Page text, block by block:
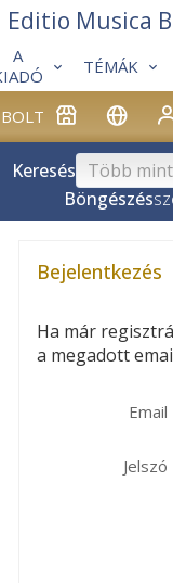
BOLT
A
TÉMÁK
Editio Musica
Keresés
Böngészés
Bejelentkezés
Ha már
a megadott
Email
Jelszó